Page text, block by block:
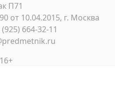
П71
от 10.04.2015, г. Москва
664-32-11
16+